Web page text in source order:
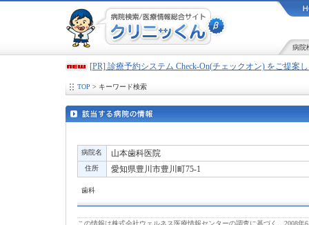
病院
[PR] 診療予約システム Check-On(チェックオン) をご提案
TOP > キーワード検索
病院名 山本歯科医院
住所 愛知県豊川市豊川町75-1
歯科
この情報は株式会社ウェルネス医療情報センターの調査に基づく、2008年